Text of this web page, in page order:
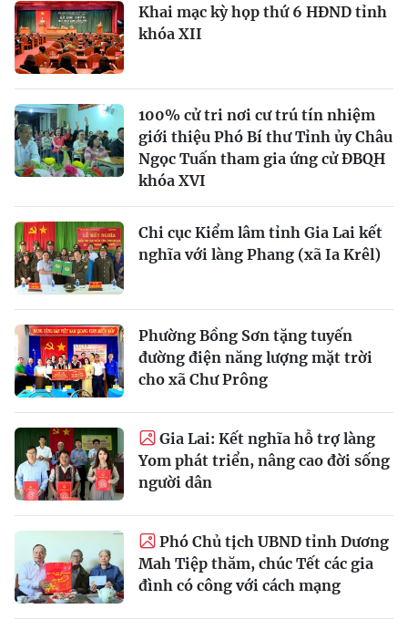
Khai mạc kỳ họp thứ 6 HĐND tỉnh
khóa XII
100% cử tri nơi cư trú tín nhiệm
giới thiệu Phó Bí thư Tỉnh ủy Châu
Ngọc Tuấn tham gia ứng cử ĐBQH
khóa XVI
Chi cục Kiểm lâm tỉnh Gia Lai kết
nghĩa với làng Phang (xã Ia Krêl)
Phường Bồng Sơn tặng tuyến
đường điện năng lượng mặt trời
cho xã Chư Prông
Gia Lai: Kết nghĩa hỗ trợ làng
Yom phát triển, nâng cao đời sống
người dân
Phó Chủ tịch UBND tỉnh Dương
Mah Tiệp thăm, chúc Tết các gia
đình có công với cách mạng